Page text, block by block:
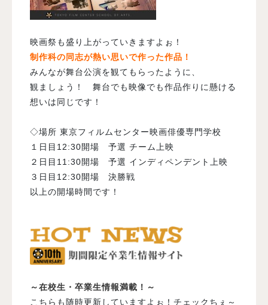
映画祭も盛り上がっていきますよぉ！
制作科の同志が熱い思いで作った作品！
みんなが舞台公演を観てもらったように、
観ましょう！ 舞台でも映像でも作品作りに懸ける
想いは同じです！
◇場所 東京フィルムセンター映画俳優専門学校
１日目12:30開場 予選 チーム上映
２日目11:30開場 予選 インディペンデント上映
３日目12:30開場 決勝戦
以上の開場時間です！
～在校生・卒業生情報満載！～
こちらも随時更新していますよぉ！チェックちぇ～